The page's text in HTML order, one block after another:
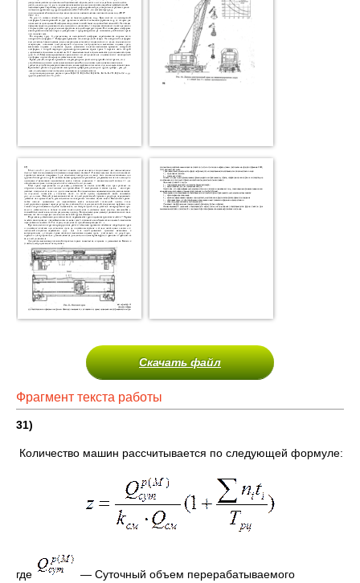
Скачать файл
Фрагмент текста работы
31)
Количество машин рассчитывается по следующей формуле:
где
— Суточный объем перерабатываемого